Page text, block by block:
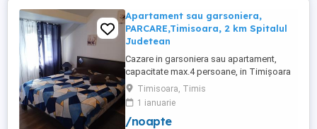
Apartament sau garsoniera,
PARCARE,Timisoara, 2 km Spitalul
Judetean
Cazare in garsoniera sau apartament,
capacitate max.4 persoane, in Timișoara
la 2 km de Spitalul Judetean. (la doua
strazi)de zona Calea Buziasului
Lic.Electrotimis si la 2 km de Mosnita
Noua Centura. PARCARE. Situat la et.1 al
Timisoara, Timis
1 ianuarie
/noapte